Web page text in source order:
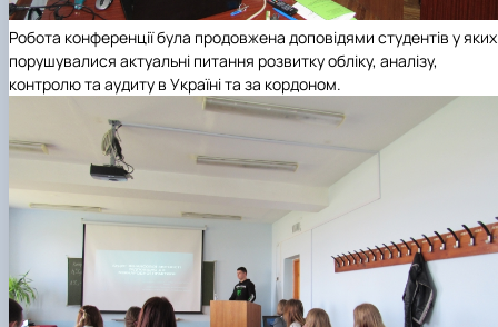
Робота конференції була продовжена доповідями студентів у яких
порушувалися актуальні питання розвитку обліку, аналізу,
контролю та аудиту в Україні та за кордоном.